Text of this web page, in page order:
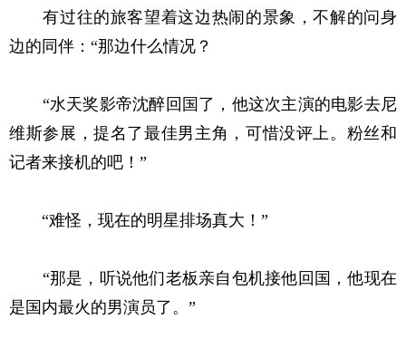
有过往的旅客望着这边热闹的景象，不解的问身
边的同伴：“那边什么情况？
“水天奖影帝沈醉回国了，他这次主演的电影去尼
维斯参展，提名了最佳男主角，可惜没评上。粉丝和
记者来接机的吧！”
“难怪，现在的明星排场真大！”
“那是，听说他们老板亲自包机接他回国，他现在
是国内最火的男演员了。”